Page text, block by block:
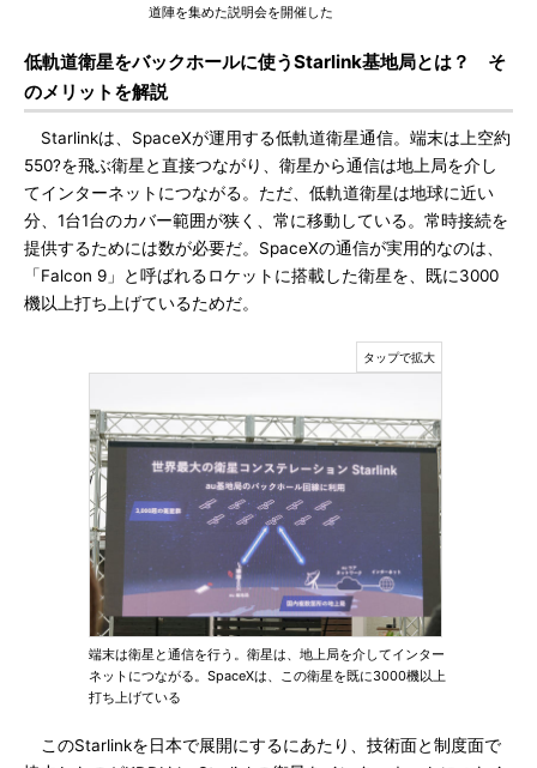
道陣を集めた説明会を開催した
低軌道衛星をバックホールに使うStarlink基地局とは？ そ
のメリットを解説
Starlinkは、SpaceXが運用する低軌道衛星通信。端末は上空約
550?を飛ぶ衛星と直接つながり、衛星から通信は地上局を介し
てインターネットにつながる。ただ、低軌道衛星は地球に近い
分、1台1台のカバー範囲が狭く、常に移動している。常時接続を
提供するためには数が必要だ。SpaceXの通信が実用的なのは、
「Falcon 9」と呼ばれるロケットに搭載した衛星を、既に3000
機以上打ち上げているためだ。
端末は衛星と通信を行う。衛星は、地上局を介してインター
ネットにつながる。SpaceXは、この衛星を既に3000機以上
打ち上げている
このStarlinkを日本で展開にするにあたり、技術面と制度面で